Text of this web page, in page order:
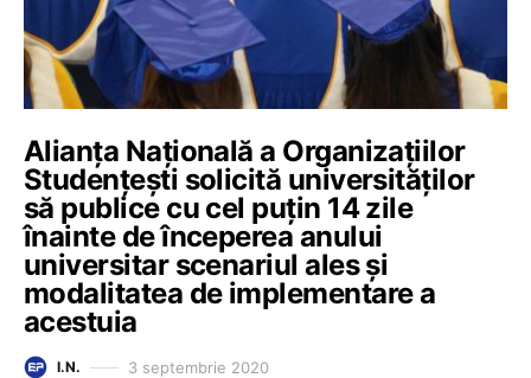
Alianța Națională a Organizațiilor
Studențești solicită universităților
să publice cu cel puțin 14 zile
înainte de începerea anului
universitar scenariul ales și
modalitatea de implementare a
acestuia
I.N. 3 septembrie 2020